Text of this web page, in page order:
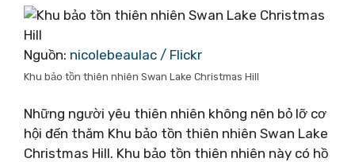
Nguồn: nicolebeaulac / Flickr
Khu bảo tồn thiên nhiên Swan Lake Christmas Hill
Những người yêu thiên nhiên không nên bỏ lỡ cơ
hội đến thăm Khu bảo tồn thiên nhiên Swan Lake
Christmas Hill. Khu bảo tồn thiên nhiên này có hồ